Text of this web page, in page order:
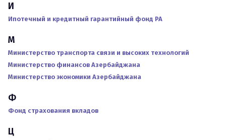
И
Ипотечный и кредитный гарантийный фонд РА
М
Министерство транспорта связи и высоких технологий
Министерство финансов Азербайджана
Министерство экономики Азербайджана
Ф
Фонд страхования вкладов
Ц